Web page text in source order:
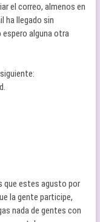
el correo, almenos en
ha llegado sin
espero alguna otra
que estes agusto por
la gente participe,
nada de gentes con